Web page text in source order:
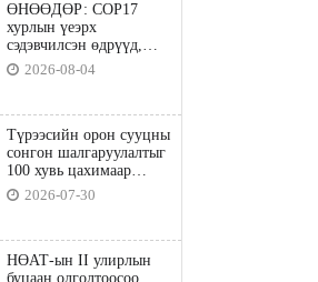
ӨНӨӨДӨР: COP17
хурлын үеэрх
сэдэвчилсэн өдрүүд,
үзвэр үйлчилгээний
талаар мэдээлнэ
2026-08-04
Түрээсийн орон сууцны
сонгон шалгаруулалтыг
100 хувь цахимаар
явуулна
2026-07-30
НӨАТ-ын II улирлын
буцаан олголтоосоо